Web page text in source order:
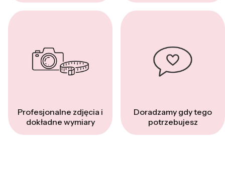
Profesjonalne zdjęcia i
dokładne wymiary
Doradzamy gdy tego
potrzebujesz